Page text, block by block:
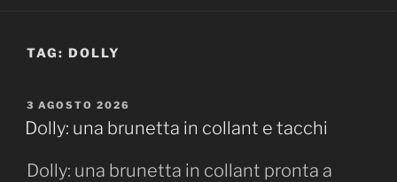
TAG: DOLLY
PUBBLICATO
IL
3 AGOSTO 2026
Dolly: una brunetta in collant e tacchi
Dolly: una brunetta in collant pronta a